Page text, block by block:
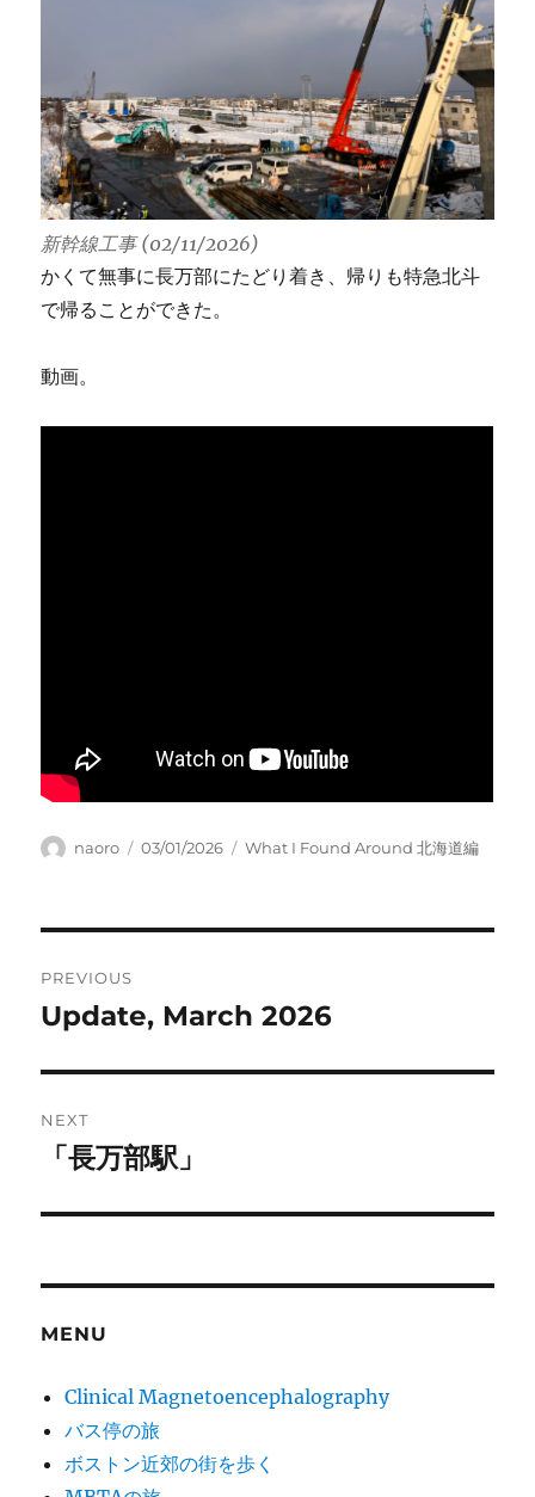
新幹線工事 (02/11/2026)
かくて無事に長万部にたどり着き、帰りも特急北斗
で帰ることができた。
動画。
Author
naoro
Posted
03/01/2026 Categories
What I Found Around 北海道編
navigation
PREVIOUS
Previous
Update, March 2026
NEXT
Next
「長万部駅」
MENU
Clinical Magnetoencephalography
バス停の旅
ボストン近郊の街を歩く